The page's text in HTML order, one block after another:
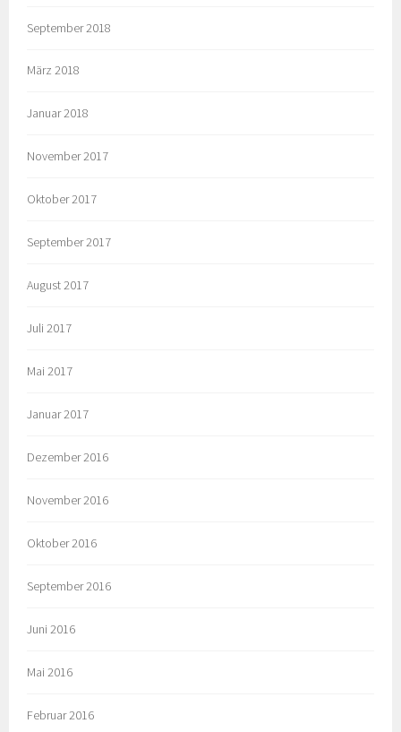
September 2018
März 2018
Januar 2018
November 2017
Oktober 2017
September 2017
August 2017
Juli 2017
Mai 2017
Januar 2017
Dezember 2016
November 2016
Oktober 2016
September 2016
Juni 2016
Mai 2016
Februar 2016